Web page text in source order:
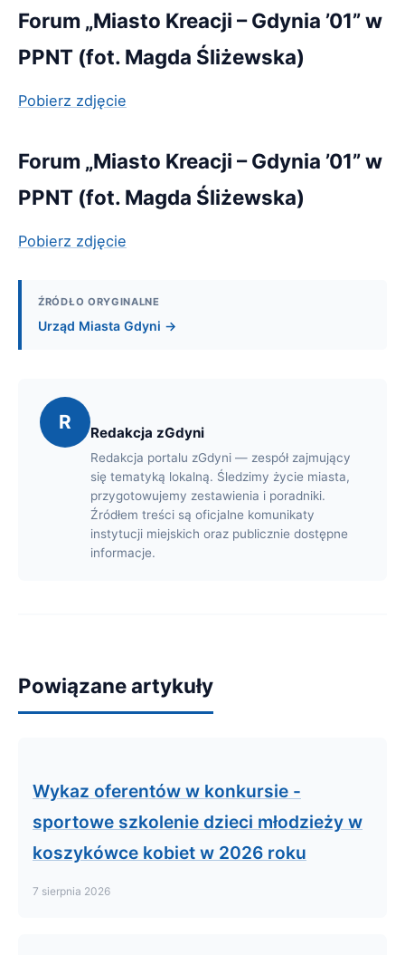
Forum „Miasto Kreacji – Gdynia ’01” w
PPNT (fot. Magda Śliżewska)
Pobierz zdjęcie
Forum „Miasto Kreacji – Gdynia ’01” w
PPNT (fot. Magda Śliżewska)
Pobierz zdjęcie
ŹRÓDŁO ORYGINALNE
Urząd Miasta Gdyni →
R Redakcja zGdyni
Redakcja portalu zGdyni — zespół zajmujący
się tematyką lokalną. Śledzimy życie miasta,
przygotowujemy zestawienia i poradniki.
Źródłem treści są oficjalne komunikaty
instytucji miejskich oraz publicznie dostępne
informacje.
Powiązane artykuły
Wykaz oferentów w konkursie -
sportowe szkolenie dzieci młodzieży w
koszykówce kobiet w 2026 roku
7 sierpnia 2026